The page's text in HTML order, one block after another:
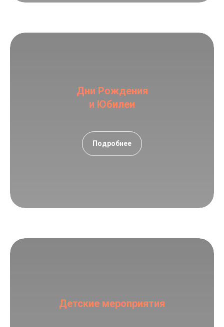
Дни Рождения
и Юбилеи
Подробнее
Детские мероприятия